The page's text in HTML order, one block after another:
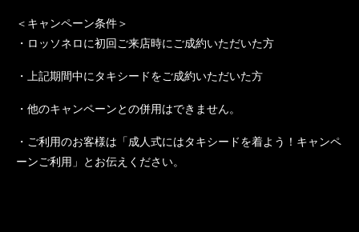
＜キャンペーン条件＞
・ロッソネロに初回ご来店時にご成約いただいた方
・上記期間中にタキシードをご成約いただいた方
・他のキャンペーンとの併用はできません。
・ご利用のお客様は「成人式にはタキシードを着よう！キャンペ
ーンご利用」とお伝えください。